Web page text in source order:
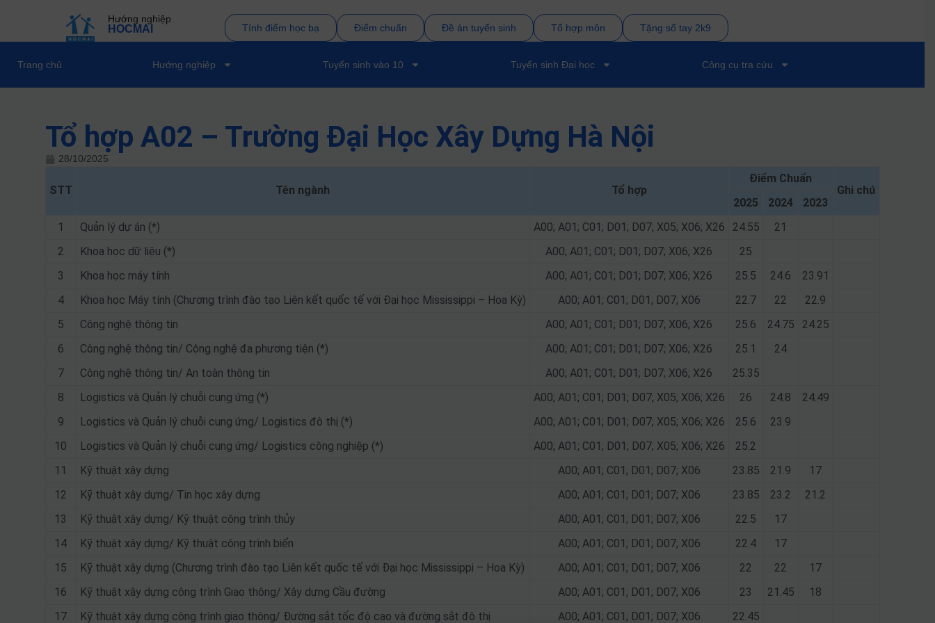
Hướng nghiệp
HOCMAI Tính điểm học bạ Điểm chuẩn Đề án tuyển sinh Tổ hợp môn Tặng sổ tay 2k9
Trang chủ Hướng nghiệp Tuyển sinh vào 10 Tuyển sinh Đại học Công cụ tra cứu
Tổ hợp A02 – Trường Đại Học Xây Dựng Hà Nội
28/10/2025
STT Tên ngành Tổ hợp
Điểm Chuẩn
Ghi chú
2025
2024
2023
1
Quản lý dự án (*) A00; A01; C01; D01; D07; X05; X06; X26 24.55
21
2
Khoa học dữ liệu (*) A00; A01; C01; D01; D07; X06; X26
25
3
Khoa học máy tính A00; A01; C01; D01; D07; X06; X26 25.5 24.6
23.91
4
Khoa học Máy tính (Chương trình đào tạo Liên kết quốc tế với Đại học Mississippi – Hoa Kỳ) A00; A01; C01; D01; D07; X06 22.7 22
22.9
5
Công nghệ thông tin A00; A01; C01; D01; D07; X06; X26 25.6 24.75
24.25
6
Công nghệ thông tin/ Công nghệ đa phương tiện (*) A00; A01; C01; D01; D07; X06; X26 25.1
24
7
Công nghệ thông tin/ An toàn thông tin A00; A01; C01; D01; D07; X06; X26
25.35
8
Logistics và Quản lý chuỗi cung ứng (*) A00; A01; C01; D01; D07; X05; X06; X26 26 24.8
24.49
9
Logistics và Quản lý chuỗi cung ứng/ Logistics đô thị (*) A00; A01; C01; D01; D07; X05; X06; X26 25.6
23.9
10
Logistics và Quản lý chuỗi cung ứng/ Logistics công nghiệp (*) A00; A01; C01; D01; D07; X05; X06; X26
25.2
11
Kỹ thuật xây dựng A00; A01; C01; D01; D07; X06 23.85 21.9
17
12
Kỹ thuật xây dựng/ Tin học xây dựng A00; A01; C01; D01; D07; X06 23.85 23.2
21.2
13
Kỹ thuật xây dựng/ Kỹ thuật công trình thủy A00; A01; C01; D01; D07; X06 22.5
17
14
Kỹ thuật xây dựng/ Kỹ thuật công trình biển A00; A01; C01; D01; D07; X06 22.4
17
15
Kỹ thuật xây dựng (Chương trình đào tạo Liên kết quốc tế với Đại học Mississippi – Hoa Kỳ) A00; A01; C01; D01; D07; X06 22 22
17
16
Kỹ thuật xây dựng công trình Giao thông/ Xây dựng Cầu đường A00; A01; C01; D01; D07; X06 23 21.45
18
17
Kỹ thuật xây dựng công trình giao thông/ Đường sắt tốc độ cao và đường sắt đô thị A00; A01; C01; D01; D07; X06
22.45